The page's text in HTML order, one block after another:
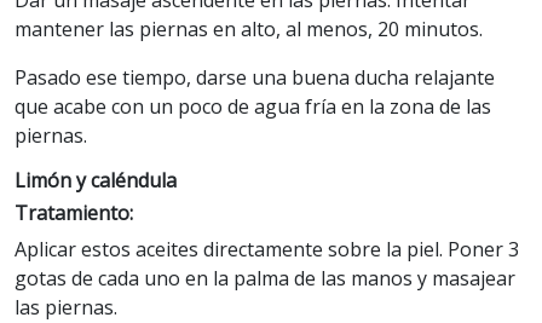
mantener las piernas en alto, al menos, 20 minutos.
Pasado ese tiempo, darse una buena ducha relajante
que acabe con un poco de agua fría en la zona de las
piernas.
Limón y caléndula
Tratamiento:
Aplicar estos aceites directamente sobre la piel. Poner 3
gotas de cada uno en la palma de las manos y masajear
las piernas.